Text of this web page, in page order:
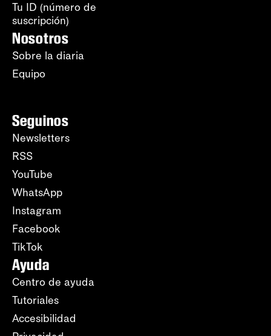
Tu ID (número de
suscripción)
Nosotros
Sobre la diaria
Equipo
Seguinos
Newsletters
RSS
YouTube
WhatsApp
Instagram
Facebook
TikTok
Ayuda
Centro de ayuda
Tutoriales
Accesibilidad